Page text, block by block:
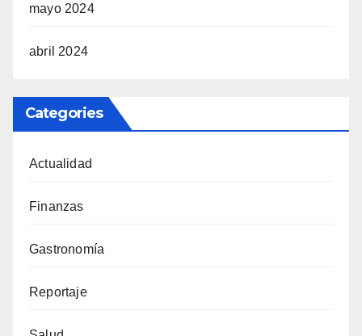
mayo 2024
abril 2024
Categories
Actualidad
Finanzas
Gastronomía
Reportaje